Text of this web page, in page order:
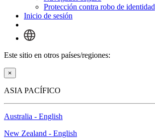
Protección contra robo de identidad
Inicio de sesión
Este sitio en otros países/regiones:
×
ASIA PACÍFICO
Australia - English
New Zealand - English